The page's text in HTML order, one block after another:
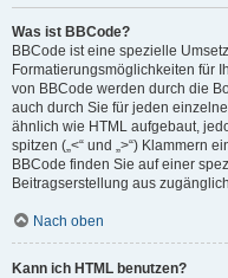
Was ist BBCode?
BBCode ist eine spezielle
Formatierungsmöglichkeiten für
von BBCode werden durch die
auch durch Sie für jeden
ähnlich wie HTML aufgebaut,
spitzen („<“ und „>“) Klammern
BBCode finden Sie auf einer
Beitragserstellung aus
Nach oben
Kann ich HTML benutzen?